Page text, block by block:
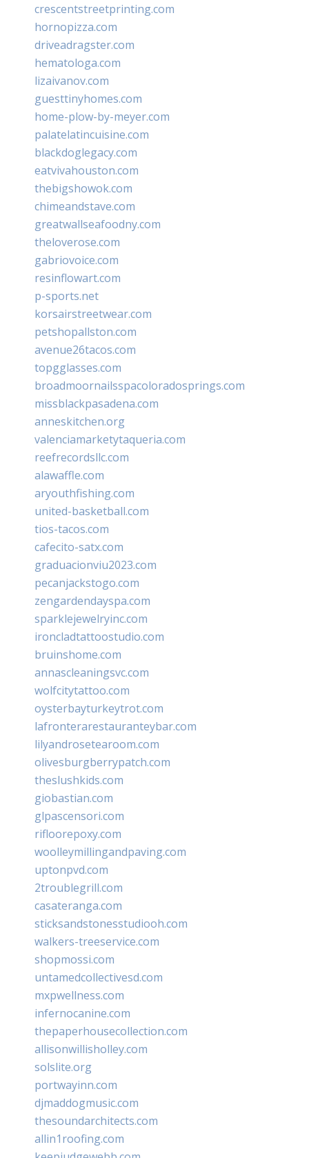
crescentstreetprinting.com
hornopizza.com
driveadragster.com
hematologa.com
lizaivanov.com
guesttinyhomes.com
home-plow-by-meyer.com
palatelatincuisine.com
blackdoglegacy.com
eatvivahouston.com
thebigshowok.com
chimeandstave.com
greatwallseafoodny.com
theloverose.com
gabriovoice.com
resinflowart.com
p-sports.net
korsairstreetwear.com
petshopallston.com
avenue26tacos.com
topgglasses.com
broadmoornailsspacoloradosprings.com
missblackpasadena.com
anneskitchen.org
valenciamarketytaqueria.com
reefrecordsllc.com
alawaffle.com
aryouthfishing.com
united-basketball.com
tios-tacos.com
cafecito-satx.com
graduacionviu2023.com
pecanjackstogo.com
zengardendayspa.com
sparklejewelryinc.com
ironcladtattoostudio.com
bruinshome.com
annascleaningsvc.com
wolfcitytattoo.com
oysterbayturkeytrot.com
lafronterarestauranteybar.com
lilyandrosetearoom.com
olivesburgberrypatch.com
theslushkids.com
giobastian.com
glpascensori.com
rifloorepoxy.com
woolleymillingandpaving.com
uptonpvd.com
2troublegrill.com
casateranga.com
sticksandstonesstudiooh.com
walkers-treeservice.com
shopmossi.com
untamedcollectivesd.com
mxpwellness.com
infernocanine.com
thepaperhousecollection.com
allisonwillisholley.com
solslite.org
portwayinn.com
djmaddogmusic.com
thesoundarchitects.com
allin1roofing.com